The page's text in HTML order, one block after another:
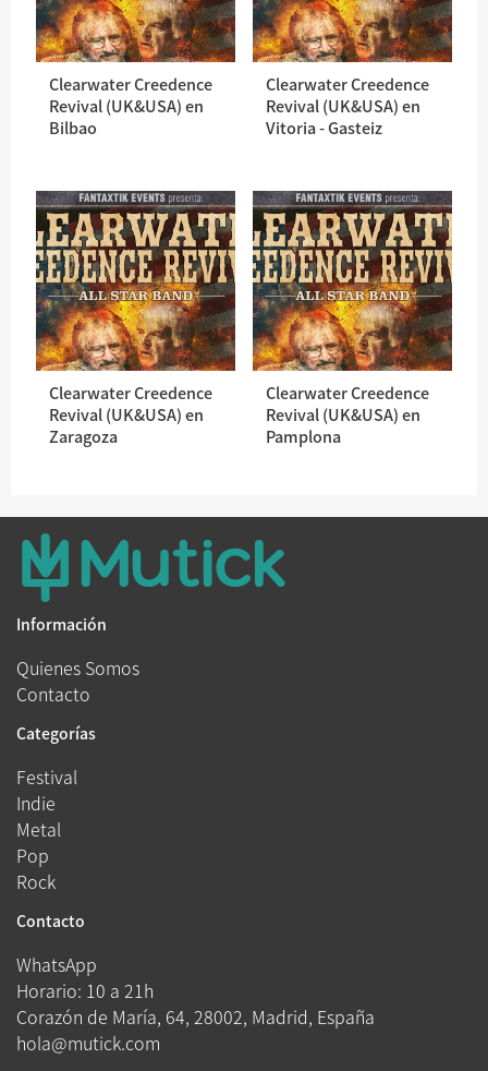
Clearwater Creedence
Revival (UK&USA) en
Bilbao
Clearwater Creedence
Revival (UK&USA) en
Vitoria - Gasteiz
Clearwater Creedence
Revival (UK&USA) en
Zaragoza
Clearwater Creedence
Revival (UK&USA) en
Pamplona
Información
Quienes Somos
Contacto
Categorías
Festival
Indie
Metal
Pop
Rock
Contacto
WhatsApp
Horario: 10 a 21h
Corazón de María, 64, 28002, Madrid, España
hola@mutick.com